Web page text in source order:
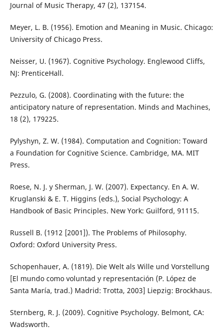
Journal of Music Therapy, 47 (2), 137154.
Meyer, L. B. (1956). Emotion and Meaning in Music. Chicago:
University of Chicago Press.
Neisser, U. (1967). Cognitive Psychology. Englewood Cliffs,
NJ: PrenticeHall.
Pezzulo, G. (2008). Coordinating with the future: the
anticipatory nature of representation. Minds and Machines,
18 (2), 179225.
Pylyshyn, Z. W. (1984). Computation and Cognition: Toward
a Foundation for Cognitive Science. Cambridge, MA. MIT
Press.
Roese, N. J. y Sherman, J. W. (2007). Expectancy. En A. W.
Kruglanski & E. T. Higgins (eds.), Social Psychology: A
Handbook of Basic Principles. New York: Guilford, 91115.
Russell B. (1912 [2001]). The Problems of Philosophy.
Oxford: Oxford University Press.
Schopenhauer, A. (1819). Die Welt als Wille und Vorstellung
[El mundo como voluntad y representación (P. López de
Santa María, trad.) Madrid: Trotta, 2003] Liepzig: Brockhaus.
Sternberg, R. J. (2009). Cognitive Psychology. Belmont, CA:
Wadsworth.